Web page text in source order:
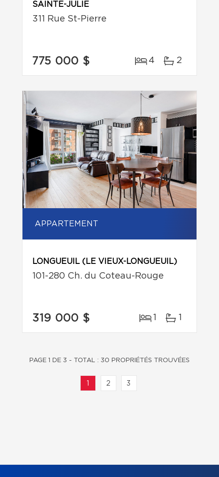
SAINTE-JULIE
311 Rue St-Pierre
775 000 $ 4 2
APPARTEMENT
LONGUEUIL (LE VIEUX-LONGUEUIL)
101-280 Ch. du Coteau-Rouge
319 000 $ 1 1
2 3
PAGE 1 DE 3 - TOTAL : 30 PROPRIÉTÉS TROUVÉES